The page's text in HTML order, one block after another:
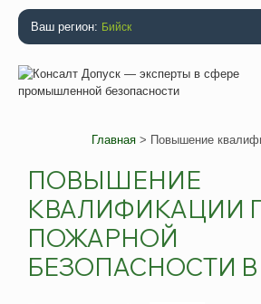
Ваш регион: Бийск
Главная > Повышение
ПОВЫШЕНИЕ
КВАЛИФИКАЦИИ
ПОЖАРНОЙ
БЕЗОПАСНОСТИ